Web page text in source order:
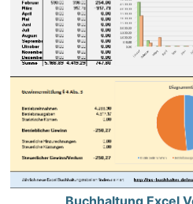
Buchhaltung Excel